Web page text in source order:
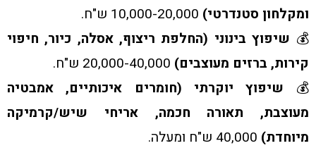
ומקלחון סטנדרטי)
💰 שיפוץ בינוני (החלפת ריצוף, אסלה, כיור, חיפוי
קירות, ברזים מעוצבים)
💰 שיפוץ יוקרתי (חומרים איכותיים, אמבטיה
מעוצבת, תאורה חכמה, אריחי שיש/קרמיקה
מיוחדת)